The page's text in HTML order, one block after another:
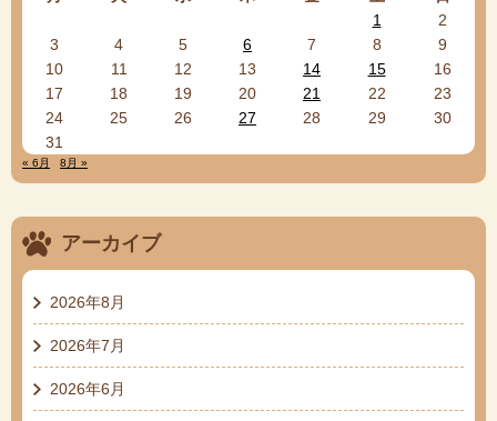
1
2
3
4 5 6 7 8
9
10
11 12 13 14 15
16
17
18 19 20 21 22
23
24
25 26 27 28 29
30
31
« 6月 8月 »
アーカイブ
2026年8月
2026年7月
2026年6月